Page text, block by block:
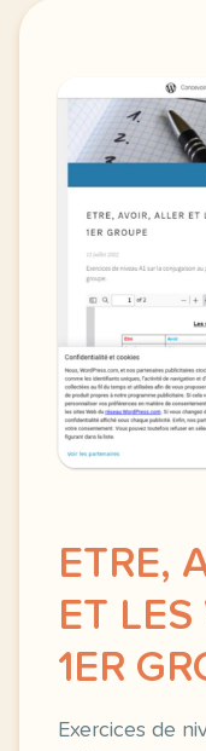
ETRE,
ET
1ER
Exercices de